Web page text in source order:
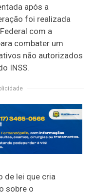
após a
foi realizada
com a
combater um
não autorizados
INSS.
de lei que cria
sobre o